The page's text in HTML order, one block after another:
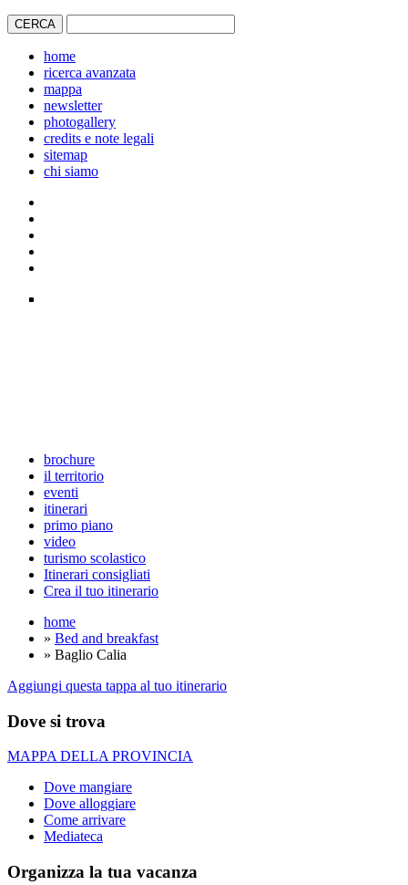
home
ricerca avanzata
mappa
newsletter
photogallery
credits e note legali
sitemap
chi siamo
brochure
il territorio
eventi
itinerari
primo piano
video
turismo scolastico
Itinerari consigliati
Crea il tuo itinerario
home
» Bed and breakfast
» Baglio Calia
Aggiungi questa tappa al tuo itinerario
Dove si trova
MAPPA DELLA PROVINCIA
Dove mangiare
Dove alloggiare
Come arrivare
Mediateca
Organizza la tua vacanza